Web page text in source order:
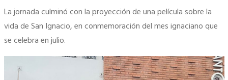
La jornada culminó con la proyección de una película sobre la
vida de San Ignacio, en conmemoración del mes ignaciano que
se celebra en julio.